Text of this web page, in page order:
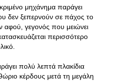
μηχάνημα παράγει
δεν ξεπερνούν σε πάχος το
αφού, γεγονός που μειώνει
περισσότερο
πολύ λεπτά πλακίδια
κέρδους μετά τη μεγάλη